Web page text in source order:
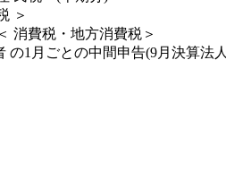
＞
消費税・地方消費税＞
の1月ごとの中間申告(9月決算法人